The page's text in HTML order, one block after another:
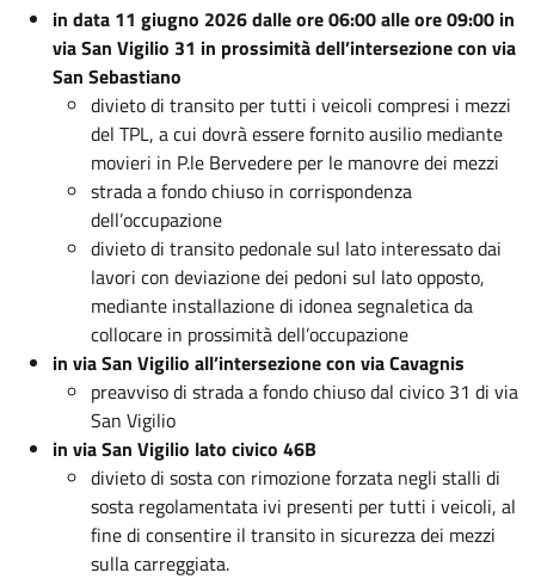
in data 11 giugno 2026 dalle ore 06:00 alle ore 09:00 in
via San Vigilio 31 in prossimità dell’intersezione con via
San Sebastiano
divieto di transito per tutti i veicoli compresi i mezzi
del TPL, a cui dovrà essere fornito ausilio mediante
movieri in P.le Bervedere per le manovre dei mezzi
strada a fondo chiuso in corrispondenza
dell’occupazione
divieto di transito pedonale sul lato interessato dai
lavori con deviazione dei pedoni sul lato opposto,
mediante installazione di idonea segnaletica da
collocare in prossimità dell’occupazione
in via San Vigilio all’intersezione con via Cavagnis
preavviso di strada a fondo chiuso dal civico 31 di via
San Vigilio
in via San Vigilio lato civico 46B
divieto di sosta con rimozione forzata negli stalli di
sosta regolamentata ivi presenti per tutti i veicoli, al
fine di consentire il transito in sicurezza dei mezzi
sulla carreggiata.